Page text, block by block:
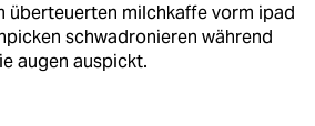
überteuerten milchkaffe vorm ipad
schwadronieren während
augen auspickt.